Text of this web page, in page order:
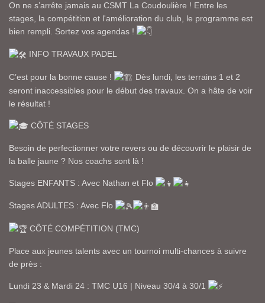
On ne s’arrête jamais au CSMT La Coudoulière ! Entre les
stages, la compétition et l'amélioration du club, le programme est
bien rempli. Sortez vos agendas !
INFO TRAVAUX PADEL
C’est pour la bonne cause !
Dès lundi, les terrains 1 et 2
seront inaccessibles pour le début des travaux. On a hâte de voir
le résultat !
CÔTÉ STAGES
Besoin de perfectionner votre revers ou de découvrir le plaisir de
la balle jaune ? Nos coachs sont là !
Stages ENFANTS : Avec Nathan et Flo
Stages ADULTES : Avec Flo
CÔTÉ COMPÉTITION (TMC)
Place aux jeunes talents avec un tournoi multi-chances à suivre
de près :
Lundi 23 & Mardi 24 : TMC U16 | Niveau 30/4 à 30/1